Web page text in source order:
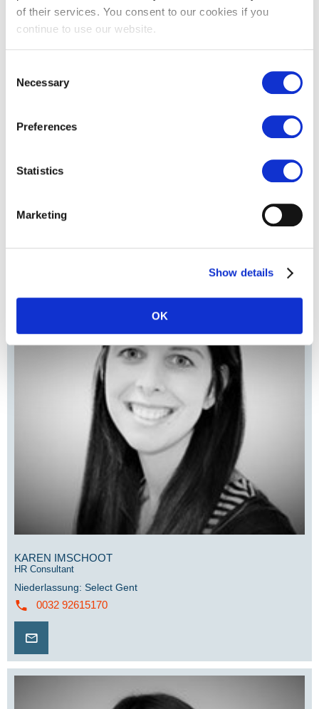
of their services. You consent to our cookies if you
continue to use our website.
Selection
Necessary
Preferences
Statistics
Marketing
Show details
OK
Niederlassung
JOHAN VERHOEVEN
0032 92615174
KAREN IMSCHOOT
HR Consultant
Niederlassung: Select Gent
0032 92615170